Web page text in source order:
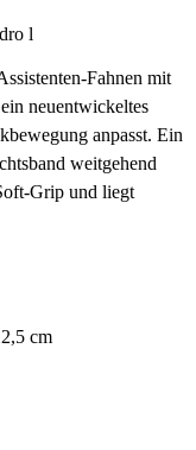
l
Fahnen mit
neuentwickeltes
anpasst. Ein
weitgehend
Grip und liegt
cm